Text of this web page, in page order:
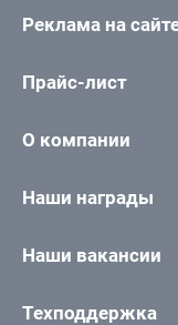
Реклама на
Прайс-лист
О компании
Наши награды
Наши вакансии
Техподдержка